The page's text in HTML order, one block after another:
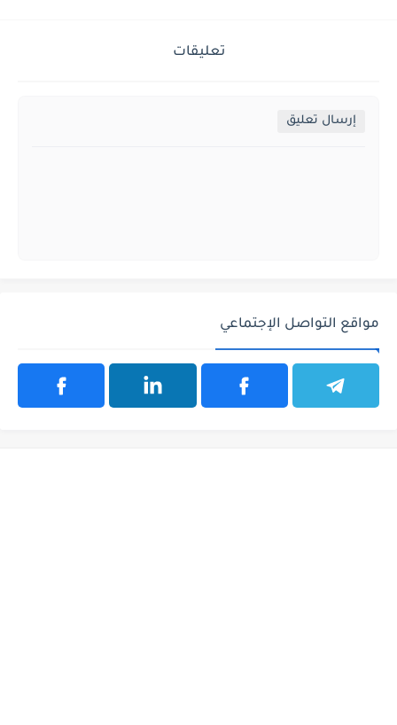
تعليقات
إرسال تعليق
مواقع التواصل الإجتماعي